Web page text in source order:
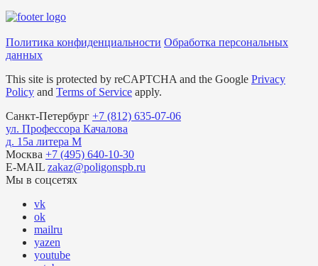
Политика конфиденциальности Обработка персональных
данных
This site is protected by reCAPTCHA and the Google Privacy
Policy and Terms of Service apply.
Санкт-Петербург +7 (812) 635-07-06
ул. Профессора Качалова
д. 15а литера М
Москва +7 (495) 640-10-30
E-MAIL zakaz@poligonspb.ru
Мы в соцсетях
vk
ok
mailru
yazen
youtube